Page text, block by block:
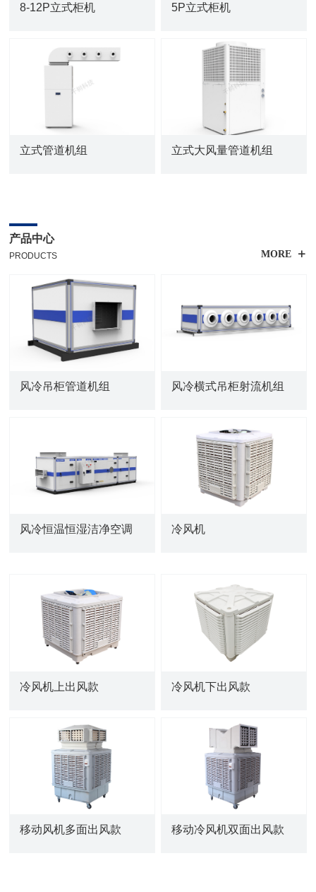
8-12P立式柜机 5P立式柜机
立式管道机组 立式大风量管道机组
产品中心
PRODUCTS MORE
风冷吊柜管道机组 风冷横式吊柜射流机组
风冷恒温恒湿洁净空调 冷风机
冷风机上出风款 冷风机下出风款
移动风机多面出风款 移动冷风机双面出风款